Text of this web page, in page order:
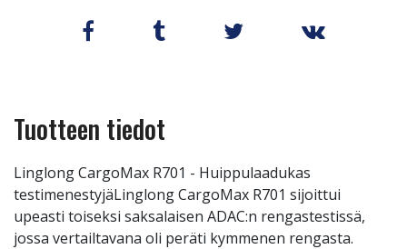
Tuotteen tiedot
Linglong CargoMax R701 - Huippulaadukas
testimenestyjäLinglong CargoMax R701 sijoittui
upeasti toiseksi saksalaisen ADAC:n rengastestissä,
jossa vertailtavana oli peräti kymmenen rengasta.